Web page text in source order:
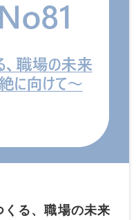
る、職場の未来